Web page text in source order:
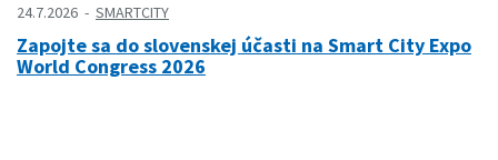
24.7.2026 SMARTCITY
Zapojte sa do slovenskej účasti na Smart City Expo
World Congress 2026